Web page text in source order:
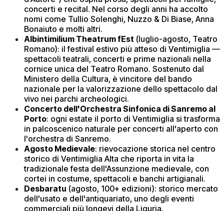
concerti e recital. Nel corso degli anni ha accolto
nomi come Tullio Solenghi, Nuzzo & Di Biase, Anna
Bonaiuto e molti altri.
Albintimilium Theatrum fEst (luglio-agosto, Teatro
Romano): il festival estivo più atteso di Ventimiglia —
spettacoli teatrali, concerti e prime nazionali nella
cornice unica del Teatro Romano. Sostenuto dal
Ministero della Cultura, è vincitore del bando
nazionale per la valorizzazione dello spettacolo dal
vivo nei parchi archeologici.
Concerto dell'Orchestra Sinfonica di Sanremo al
Porto: ogni estate il porto di Ventimiglia si trasforma
in palcoscenico naturale per concerti all'aperto con
l'orchestra di Sanremo.
Agosto Medievale: rievocazione storica nel centro
storico di Ventimiglia Alta che riporta in vita la
tradizionale festa dell'Assunzione medievale, con
cortei in costume, spettacoli e banchi artigianali.
Desbaratu (agosto, 100+ edizioni): storico mercato
dell'usato e dell'antiquariato, uno degli eventi
commerciali più longevi della Liguria.